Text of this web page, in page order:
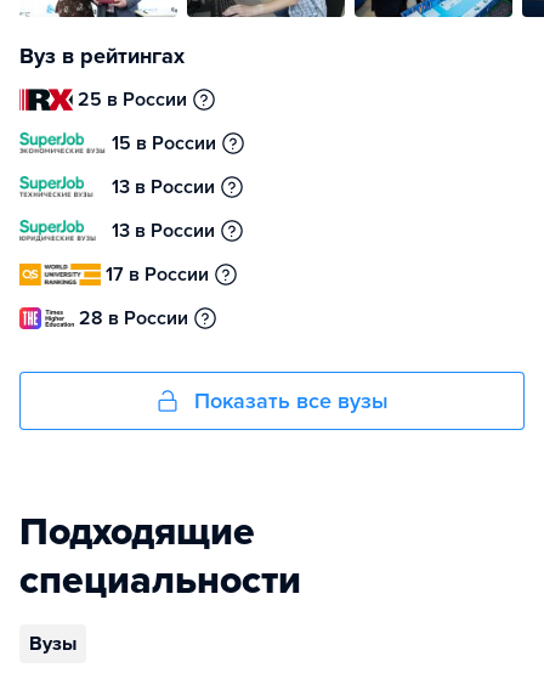
Вуз в рейтингах
25 в России
15 в России
13 в России
13 в России
17 в России
28 в России
Показать все вузы
Подходящие
специальности
Вузы